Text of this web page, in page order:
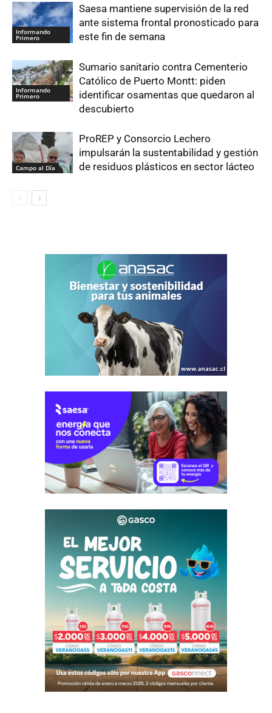
Informando
Primero
Saesa mantiene supervisión de la red
ante sistema frontal pronosticado para
este fin de semana
Informando
Primero
Sumario sanitario contra Cementerio
Católico de Puerto Montt: piden
identificar osamentas que quedaron al
descubierto
Campo al Día
ProREP y Consorcio Lechero
impulsarán la sustentabilidad y gestión
de residuos plásticos en sector lácteo